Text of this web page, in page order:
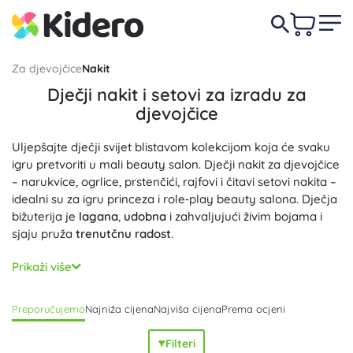
Za djevojčiceNakit
Dječji nakit i setovi za izradu za
djevojčice
Uljepšajte dječji svijet blistavom kolekcijom koja će svaku
igru pretvoriti u mali beauty salon. Dječji nakit za djevojčice
– narukvice, ogrlice, prstenčići, rajfovi i čitavi setovi nakita –
idealni su za igru princeza i role‑play beauty salona. Dječja
bižuterija je lagana, udobna i zahvaljujući živim bojama i
sjaju pruža trenutčnu radost.
Sigurnost i udobnost su na prvom mjestu: odabrani modeli
koriste hipoalergene
(magnetno, karabin ili elastična gumica) ipodesiva veličina
osiguravaju da narukvice i ogrlice savršeno pristaju.
izvedenje i kvalitetna izrada podnose
Prikaži više
PreporučujemoNajniža cijenaNajviša cijenaPrema ocjeni
Filteri